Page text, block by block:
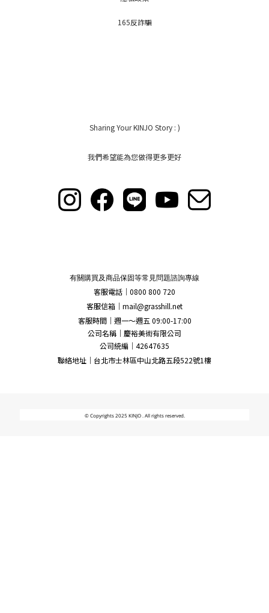
165反詐騙
Sharing Your KINJO Story : )
我們希望能為您做得更多更好
有關購買及商品保固等常見問題諮詢專線
客服電話｜0800 800 720
客服信箱｜ mail@grasshill.net
客服時間｜週一～週五 09:00-17:00
公司名稱｜慶裕美術有限公司
公司統編｜42647635
聯絡地址｜台北市士林區中山北路五段522號1樓
© Copyrights 2025 KINJO . All rights reserved.